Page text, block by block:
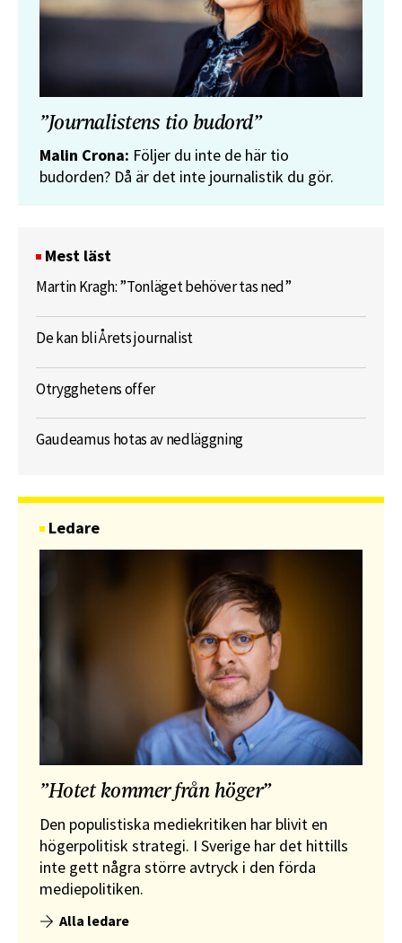
”Journalistens tio budord”
Malin Crona: Följer du inte de här tio
budorden? Då är det inte journalistik du gör.
Mest läst
Martin Kragh: ”Tonläget behöver tas ned”
De kan bli Årets journalist
Otrygghetens offer
Gaudeamus hotas av nedläggning
Ledare
”Hotet kommer från höger”
Den populistiska mediekritiken har blivit en
högerpolitisk strategi. I Sverige har det hittills
inte gett några större avtryck i den förda
mediepolitiken.
Alla ledare